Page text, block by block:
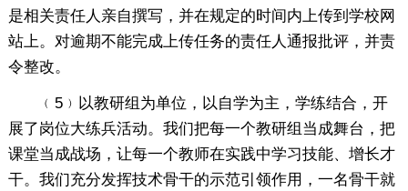
是相关责任人亲自撰写，并在规定的时间内上传到学校网
站上。对逾期不能完成上传任务的责任人通报批评，并责
令整改。
﹙5﹚以教研组为单位，以自学为主，学练结合，开
展了岗位大练兵活动。我们把每一个教研组当成舞台，把
课堂当成战场，让每一个教师在实践中学习技能、增长才
干。我们充分发挥技术骨干的示范引领作用，一名骨干就